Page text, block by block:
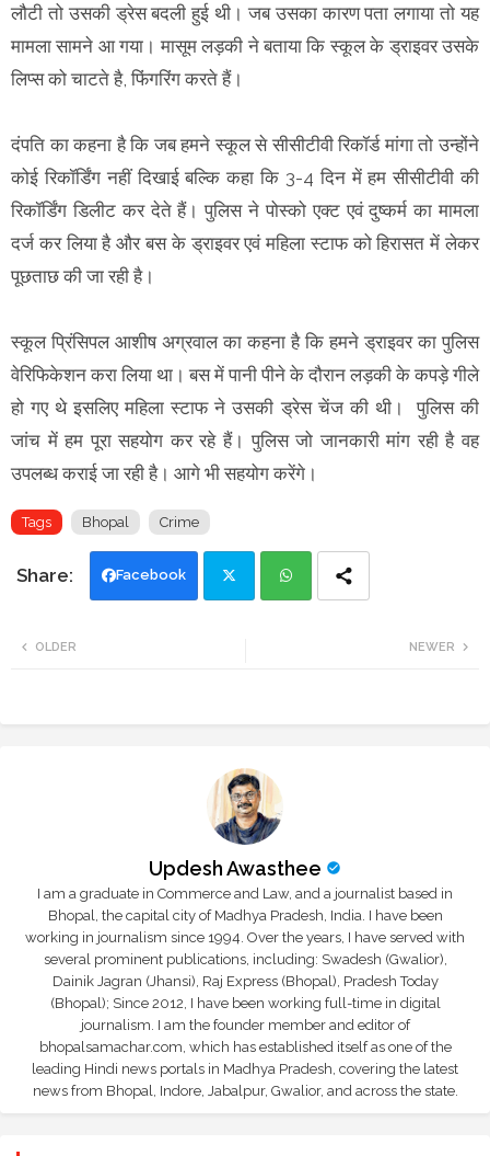
लौटी तो उसकी ड्रेस बदली हुई थी। जब उसका कारण पता लगाया तो यह
मामला सामने आ गया। मासूम लड़की ने बताया कि स्कूल के ड्राइवर उसके
लिप्स को चाटते है, फिंगरिंग करते हैं।
दंपति का कहना है कि जब हमने स्कूल से सीसीटीवी रिकॉर्ड मांगा तो उन्होंने
कोई रिकॉर्डिंग नहीं दिखाई बल्कि कहा कि 3-4 दिन में हम सीसीटीवी की
रिकॉर्डिंग डिलीट कर देते हैं। पुलिस ने पोस्को एक्ट एवं दुष्कर्म का मामला
दर्ज कर लिया है और बस के ड्राइवर एवं महिला स्टाफ को हिरासत में लेकर
पूछताछ की जा रही है।
स्कूल प्रिंसिपल आशीष अग्रवाल का कहना है कि हमने ड्राइवर का पुलिस
वेरिफिकेशन करा लिया था। बस में पानी पीने के दौरान लड़की के कपड़े गीले
हो गए थे इसलिए महिला स्टाफ ने उसकी ड्रेस चेंज की थी। पुलिस की
जांच में हम पूरा सहयोग कर रहे हैं। पुलिस जो जानकारी मांग रही है वह
उपलब्ध कराई जा रही है। आगे भी सहयोग करेंगे।
Tags Bhopal Crime
Facebook
NEWER
OLDER
Updesh Awasthee
I am a graduate in Commerce and Law, and a journalist based in
Bhopal, the capital city of Madhya Pradesh, India. I have been
working in journalism since 1994. Over the years, I have served with
several prominent publications, including: Swadesh (Gwalior),
Dainik Jagran (Jhansi), Raj Express (Bhopal), Pradesh Today
(Bhopal); Since 2012, I have been working full-time in digital
journalism. I am the founder member and editor of
bhopalsamachar.com, which has established itself as one of the
leading Hindi news portals in Madhya Pradesh, covering the latest
news from Bhopal, Indore, Jabalpur, Gwalior, and across the state.